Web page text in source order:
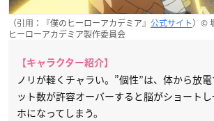
（引用：『僕のヒーローアカデミア』 公式サイト）©
ヒーローアカデミア製作委員会
【キャラクター紹介】
ノリが軽くチャラい。”個性”は、体から放
ット数が許容オーバーすると脳がショート
ホになってしまう。